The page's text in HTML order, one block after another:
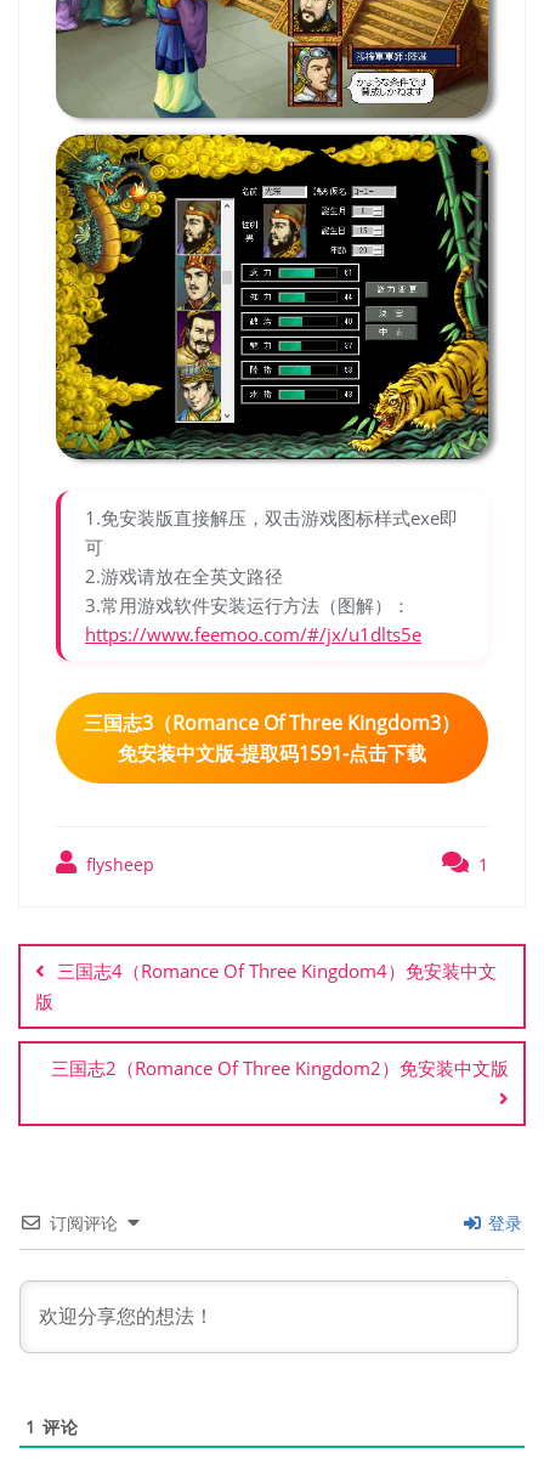
1.免安装版直接解压，双击游戏图标样式exe即
可
2.游戏请放在全英文路径
3.常用游戏软件安装运行方法（图解）：
https://www.feemoo.com/#/jx/u1dlts5e
三国志3（Romance Of Three Kingdom3）
免安装中文版-提取码1591-点击下载
flysheep 1
章
导
航
三国志4（Romance Of Three Kingdom4）免安装中文
版
三国志2（Romance Of Three Kingdom2）免安装中文版
订阅评论 登录
1 评论